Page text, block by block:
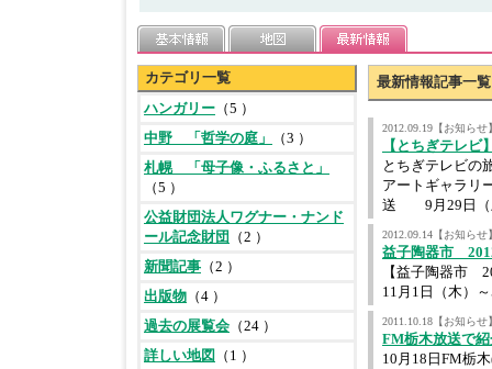
カテゴリ一覧
ハンガリー （5 ）
中野 「哲学の庭」
（3 ）
札幌 「母子像・ふるさと」
（5 ）
公益財団法人ワグナー・ナンド
ール記念財団
（2 ）
新聞記事 （2 ）
出版物 （4 ）
過去の展覧会 （24 ）
詳しい地図
（1 ）
最新情報記事一覧
2012.09.19【お知らせ
【とちぎテレビ
とちぎテレビの
アートギャラ
送 9月29日（
2012.09.14【お知らせ
益子陶器市
【益子陶器市
11月1日（木）
2011.10.18【お知らせ
FM栃木放送で
10月18日FM栃